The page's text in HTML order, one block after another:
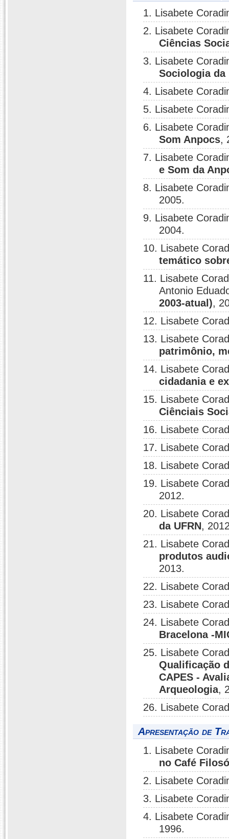
1. Lisabete
2. Lisabete
Ciências
3. Lisabete
Sociologia da
4. Lisabete
5. Lisabete
6. Lisabete
Som Anpocs,
7. Lisabete
e Som da
8. Lisabete
2005.
9. Lisabete
2004.
10. Lisabete
temático
11. Lisabete
Antonio
2003-atual),
12. Lisabete
13. Lisabete
patrimônio,
14. Lisabete
cidadania e
15. Lisabete
Ciênciais
16. Lisabete
17. Lisabete
18. Lisabete
19. Lisabete
2012.
20. Lisabete
da UFRN,
21. Lisabete
produtos
2013.
22. Lisabete
23. Lisabete
24. Lisabete
Bracelona -
25. Lisabete
Qualificação
CAPES -
Arqueologia,
26. Lisabete
Apresentação de
1. Lisabete
no Café
2. Lisabete
3. Lisabete
4. Lisabete
1996.